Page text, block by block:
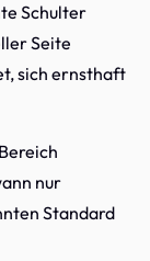
Schulter
Seite
sich ernsthaft
nur
Standard